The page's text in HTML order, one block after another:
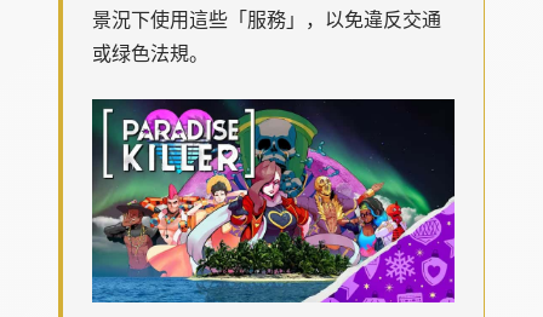
景況下使用這些「服務」，以免違反交通
或绿色法規。